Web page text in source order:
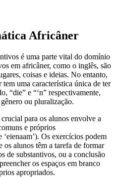
Africâner
é uma parte vital do domínio
em africâner, como o inglês, são
coisas e ideias. No entanto,
uma característica única de ter
“die” e “‘n” respectivamente,
ou pluralização.
para os alunos envolve a
e próprios
‘eienaam’). Os exercícios podem
os alunos têm a tarefa de formar
de substantivos, ou a conclusão
os espaços em branco
apropriados.